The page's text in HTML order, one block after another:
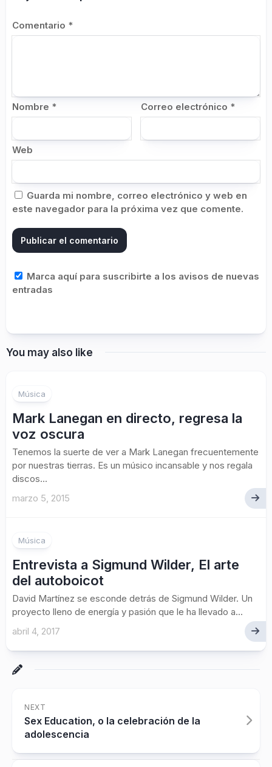
Comentario *
Nombre * Correo electrónico *
Web
Guarda mi nombre, correo electrónico y web en
este navegador para la próxima vez que comente.
Marca aquí para suscribirte a los avisos de nuevas
entradas
You may also like
Música
Mark Lanegan en directo, regresa la
voz oscura
Tenemos la suerte de ver a Mark Lanegan frecuentemente
por nuestras tierras. Es un músico incansable y nos regala
discos...
marzo 5, 2015
Música
Entrevista a Sigmund Wilder, El arte
del autoboicot
David Martínez se esconde detrás de Sigmund Wilder. Un
proyecto lleno de energía y pasión que le ha llevado a...
abril 4, 2017
NEXT
Sex Education, o la celebración de la
adolescencia